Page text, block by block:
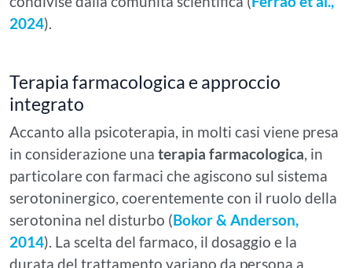
2024).
Terapia farmacologica e approccio
integrato
Accanto alla psicoterapia, in molti casi viene presa
in considerazione una terapia farmacologica, in
particolare con farmaci che agiscono sul sistema
serotoninergico, coerentemente con il ruolo della
serotonina nel disturbo (Bokor & Anderson,
2014). La scelta del farmaco, il dosaggio e la
durata del trattamento variano da persona a